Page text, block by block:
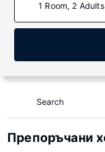
1 Room, 2
Search
Препоръчани